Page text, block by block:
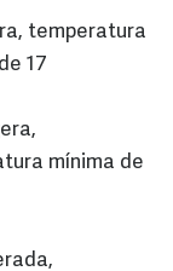
temperatura
17
mínima de